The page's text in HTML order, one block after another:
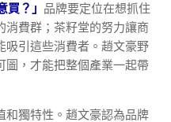
？」 品牌要定位在想抓住
消費群；茶籽堂的努力讓商
吸引這些消費者。趙文豪野
圖，才能把整個產業一起帶
和獨特性。趙文豪認為品牌